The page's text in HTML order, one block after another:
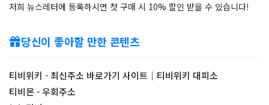
저희 뉴스레터에 등록하시면 첫 구매 시 10% 할인 받을 수 있습니다!
당신이 좋아할 만한 콘텐츠
티비위키 - 최신주소 바로가기 사이트｜티비위키 대피소
티비몬 - 우회주소